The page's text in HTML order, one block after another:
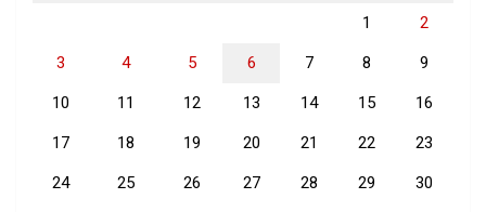
1 2
3 4 5 6 7 8 9
10 11 12 13 14 15 16
17 18 19 20 21 22 23
24 25 26 27 28 29 30